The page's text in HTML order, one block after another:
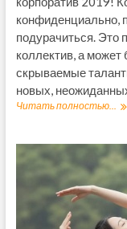
конфиденциально,
подурачиться. Это
коллектив, а
скрываемые
новых,
Читать полностью... Н
д
н
и